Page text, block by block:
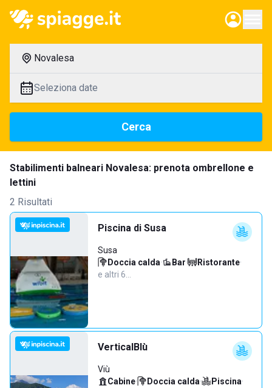
Novalesa
Seleziona date
Cerca
Stabilimenti balneari Novalesa: prenota ombrellone e
lettini
2 Risultati
Piscina di Susa
Susa
Doccia calda· Bar· Ristorante·
e altri 6…
VerticalBlù
Viù
Cabine· Doccia calda· Piscina·